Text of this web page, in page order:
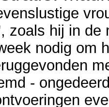
zoals hij in de
nodig om
-